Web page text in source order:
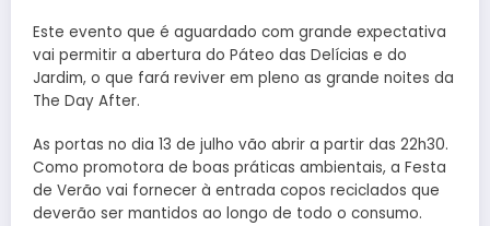
Este evento que é aguardado com grande expectativa
vai permitir a abertura do Páteo das Delícias e do
Jardim, o que fará reviver em pleno as grande noites da
The Day After.
As portas no dia 13 de julho vão abrir a partir das 22h30.
Como promotora de boas práticas ambientais, a Festa
de Verão vai fornecer à entrada copos reciclados que
deverão ser mantidos ao longo de todo o consumo.